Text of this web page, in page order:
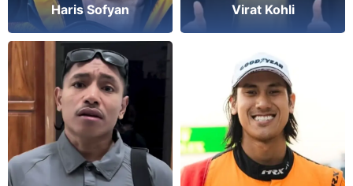
Haris Sofyan Virat Kohli